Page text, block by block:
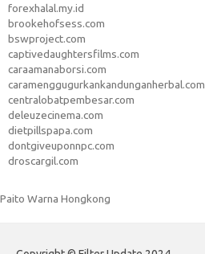
forexhalal.my.id
brookehofsess.com
bswproject.com
captivedaughtersfilms.com
caraamanaborsi.com
caramenggugurkankandunganherbal.com
centralobatpembesar.com
deleuzecinema.com
dietpillspapa.com
dontgiveuponnpc.com
droscargil.com
Paito Warna Hongkong